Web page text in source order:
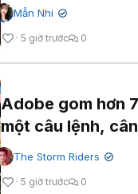
thoại
Mẫn Nhi ✔
5 giờ trước 0
Adobe gom hơn
một câu lệnh,
The Storm Riders ✔
5 giờ trước 0